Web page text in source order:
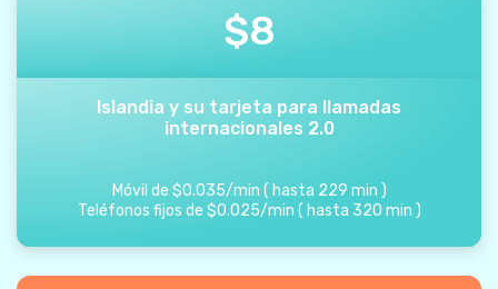
$8
Islandia y su tarjeta para llamadas
internacionales 2.0
Móvil de $0.035/min ( hasta 229 min )
Teléfonos fijos de $0.025/min ( hasta 320 min )